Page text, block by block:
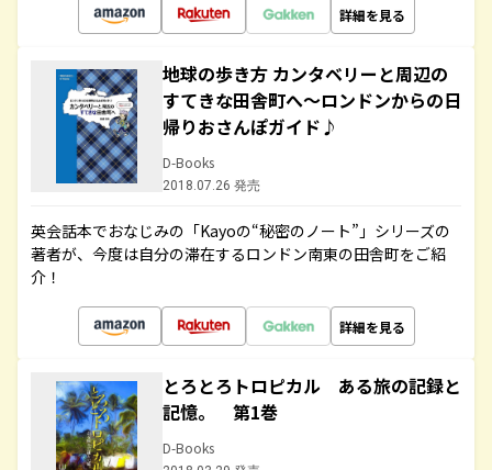
詳細を見る
地球の歩き方 カンタベリーと周辺の
すてきな田舎町へ～ロンドンからの日
帰りおさんぽガイド♪
D-Books
2018.07.26 発売
英会話本でおなじみの「Kayoの“秘密のノート”」シリーズの
著者が、今度は自分の滞在するロンドン南東の田舎町をご紹
介！
詳細を見る
とろとろトロピカル ある旅の記録と
記憶。 第1巻
D-Books